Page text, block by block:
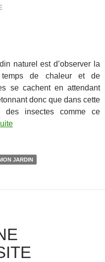
naturel est d’observer la
de chaleur et de
se cachent en attendant
donc que dans cette
des insectes comme ce
JARDIN